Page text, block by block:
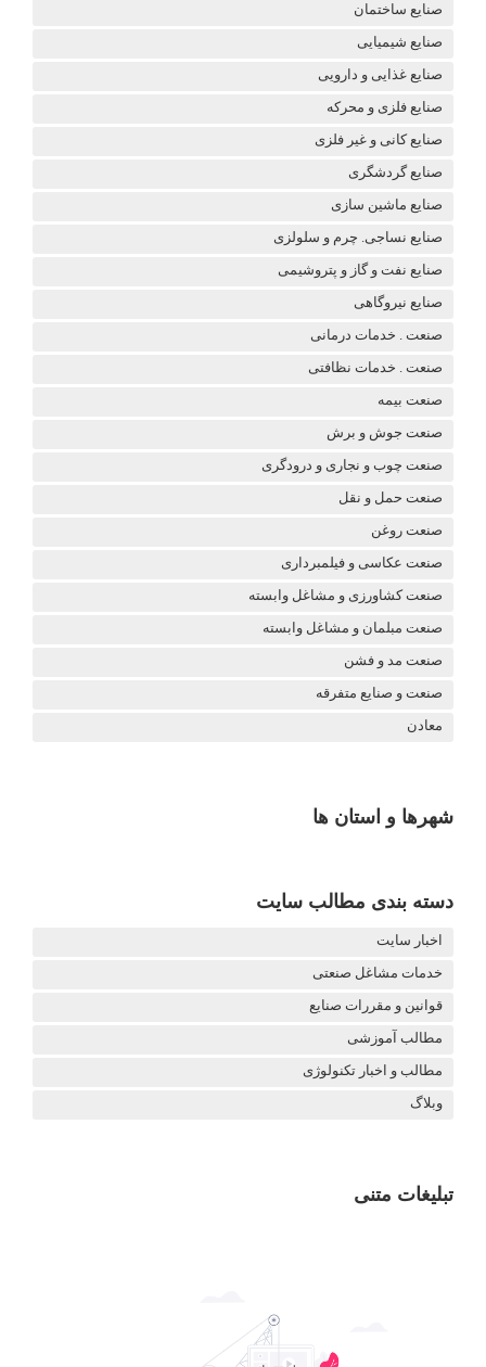
صنایع ساختمان
صنایع شیمیایی
صنایع غذایی و دارویی
صنایع فلزی و محرکه
صنایع کانی و غیر فلزی
صنایع گردشگری
صنایع ماشین سازی
صنایع نساجی. چرم و سلولزی
صنایع نفت و گاز و پتروشیمی
صنایع نیروگاهی
صنعت . خدمات درمانی
صنعت . خدمات نظافتی
صنعت بیمه
صنعت جوش و برش
صنعت چوب و نجاری و درودگری
صنعت حمل و نقل
صنعت روغن
صنعت عکاسی و فیلمبرداری
صنعت کشاورزی و مشاغل وابسته
صنعت مبلمان و مشاغل وابسته
صنعت مد و فشن
صنعت و صنایع متفرقه
معادن
شهرها و استان ها
دسته بندی مطالب سایت
اخبار سایت
خدمات مشاغل صنعتی
قوانین و مقررات صنایع
مطالب آموزشی
مطالب و اخبار تکنولوژی
وبلاگ
تبلیغات متنی